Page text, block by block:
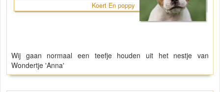
Koert En poppy
Wij gaan normaal een teefje houden uit het nestje van
Wondertje 'Anna'